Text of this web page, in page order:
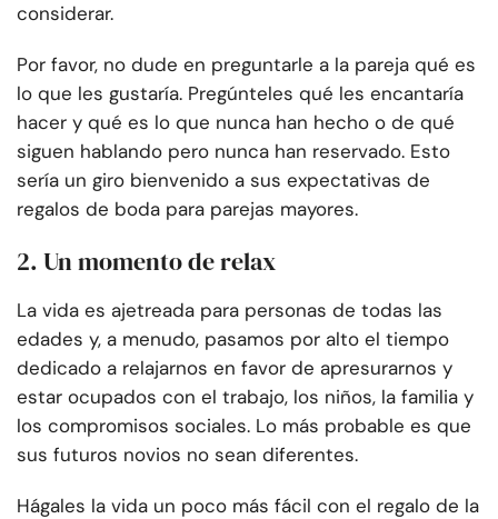
considerar.
Por favor, no dude en preguntarle a la pareja qué es
lo que les gustaría. Pregúnteles qué les encantaría
hacer y qué es lo que nunca han hecho o de qué
siguen hablando pero nunca han reservado. Esto
sería un giro bienvenido a sus expectativas de
regalos de boda para parejas mayores.
2. Un momento de relax
La vida es ajetreada para personas de todas las
edades y, a menudo, pasamos por alto el tiempo
dedicado a relajarnos en favor de apresurarnos y
estar ocupados con el trabajo, los niños, la familia y
los compromisos sociales. Lo más probable es que
sus futuros novios no sean diferentes.
Hágales la vida un poco más fácil con el regalo de la